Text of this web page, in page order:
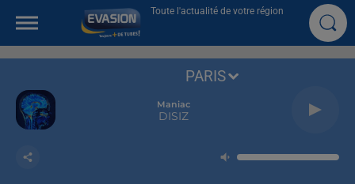
Toute l'actualité de votre région
Maniac
DISIZ
PARIS